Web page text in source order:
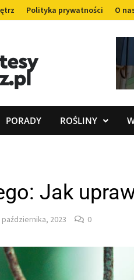
Polityka prywatności O
PORADY ROŚLINY
Jak
października, 2023 0